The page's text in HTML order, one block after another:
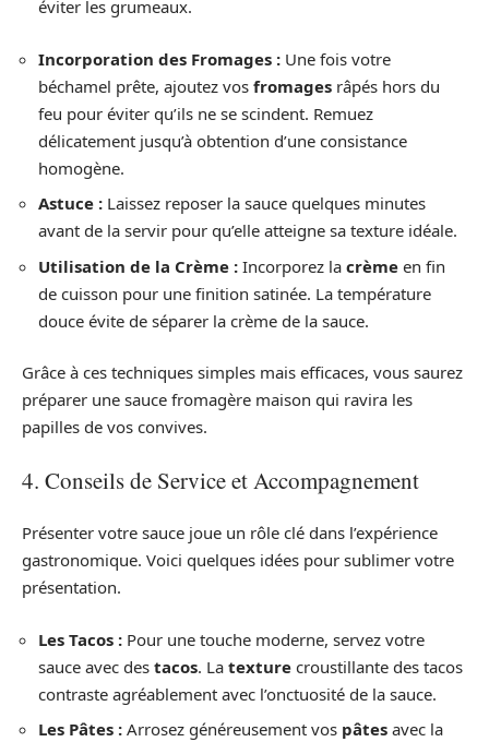
éviter les grumeaux.
Incorporation des Fromages : Une fois votre
béchamel prête, ajoutez vos fromages râpés hors du
feu pour éviter qu’ils ne se scindent. Remuez
délicatement jusqu’à obtention d’une consistance
homogène.
Astuce : Laissez reposer la sauce quelques minutes
avant de la servir pour qu’elle atteigne sa texture idéale.
Utilisation de la Crème : Incorporez la crème en fin
de cuisson pour une finition satinée. La température
douce évite de séparer la crème de la sauce.
Grâce à ces techniques simples mais efficaces, vous saurez
préparer une sauce fromagère maison qui ravira les
papilles de vos convives.
4. Conseils de Service et Accompagnement
Présenter votre sauce joue un rôle clé dans l’expérience
gastronomique. Voici quelques idées pour sublimer votre
présentation.
Les Tacos : Pour une touche moderne, servez votre
sauce avec des tacos. La texture croustillante des tacos
contraste agréablement avec l’onctuosité de la sauce.
Les Pâtes : Arrosez généreusement vos pâtes avec la